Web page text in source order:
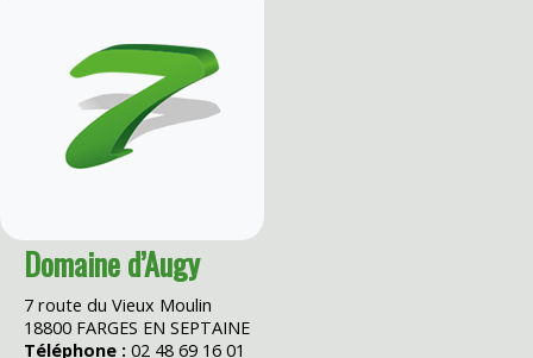
Domaine d’Augy
7 route du Vieux Moulin
18800 FARGES EN SEPTAINE
Téléphone : 02 48 69 16 01